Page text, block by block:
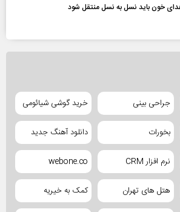
خون باید نسل به نسل منتقل شود
جراحی بینی خرید گوشی شیائومی
بخورات دانلود آهنگ جدید
نرم افزار CRM webone.co
هتل های تهران کمک به خیریه